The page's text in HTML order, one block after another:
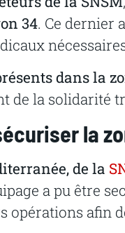
34. Ce dernier
dans la
de la solidarité
la
de la
a pu être
opérations afin